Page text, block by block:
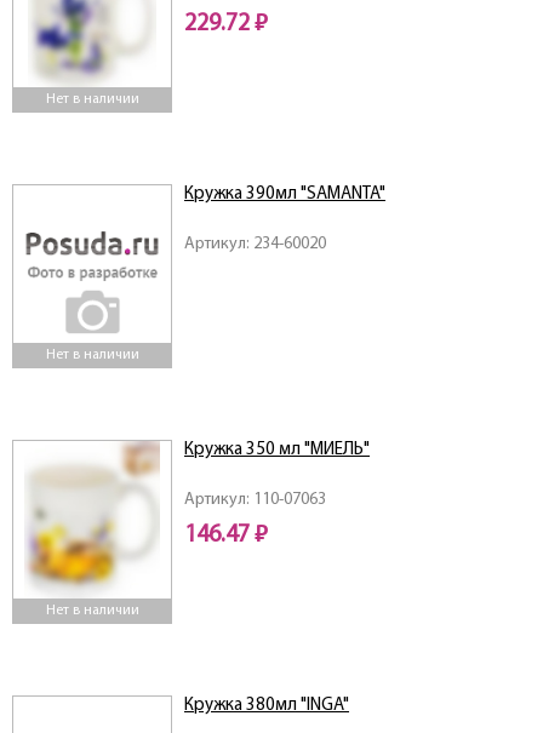
Нет в наличии
229.72 ₽
Нет в наличии
Артикул: 234-60020
Кружка 390мл "SAMANTA"
Нет в наличии
Артикул: 110-07063
Кружка 350 мл "МИЕЛЬ"
146.47 ₽
Кружка 380мл "INGA"